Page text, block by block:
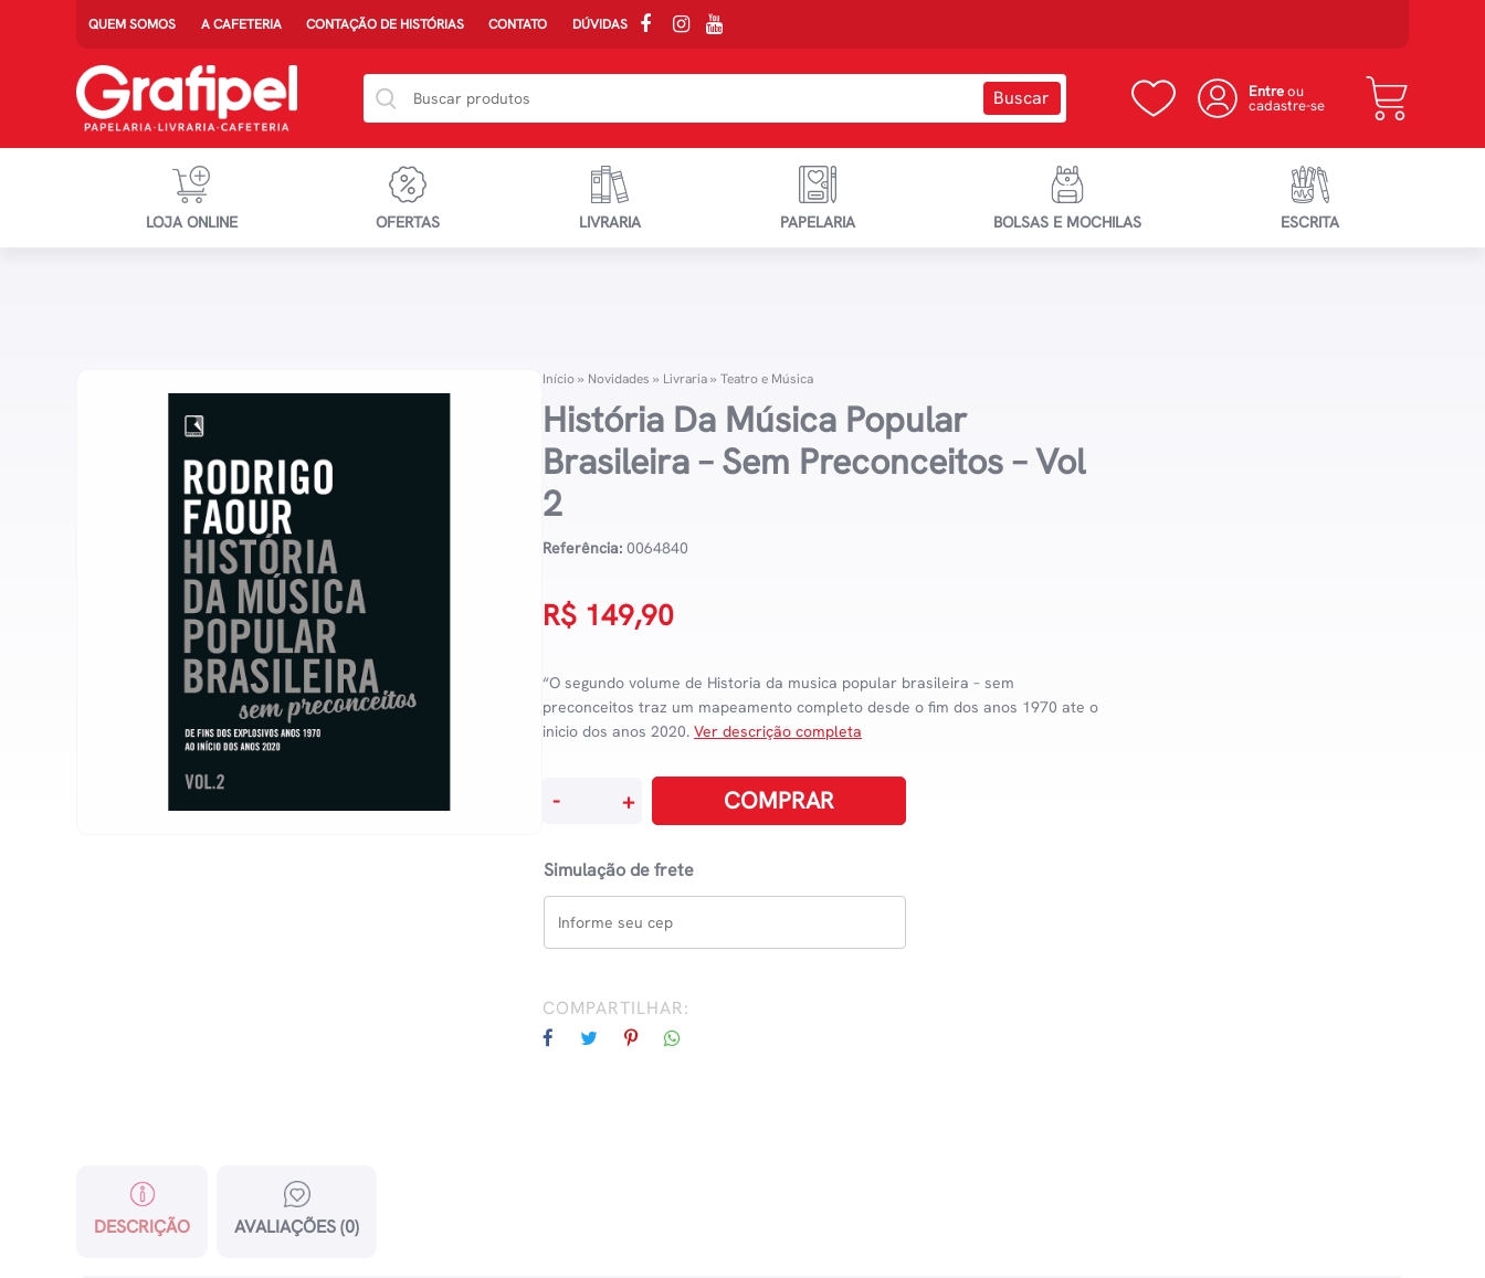
QUEM SOMOS A CAFETERIA CONTAÇÃO DE HISTÓRIAS CONTATO DÚVIDAS
Entreou
cadastre-se
LOJA ONLINE OFERTAS LIVRARIA PAPELARIA BOLSAS E MOCHILAS ESCRITA
Início» Novidades » Livraria»Teatro e Música
História Da Música Popular
Brasileira – Sem Preconceitos – Vol
2
Referência: 0064840
R$ 149,90
“O segundo volume de Historia da musica popular brasileira – sem
preconceitos traz um mapeamento completo desde o fim dos anos 1970 ate o
inicio dos anos 2020.Ver descrição completa
Popular
Brasileira
Sem
-
Vol
- + COMPRAR
Simulação de frete
COMPARTILHAR:
DESCRIÇÃO AVALIAÇÕES (0)